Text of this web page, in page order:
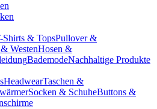
Shirts & TopsPullover &
WestenHosen &
BademodeNachhaltige Produkte
HeadwearTaschen &
Socken & SchuheButtons &